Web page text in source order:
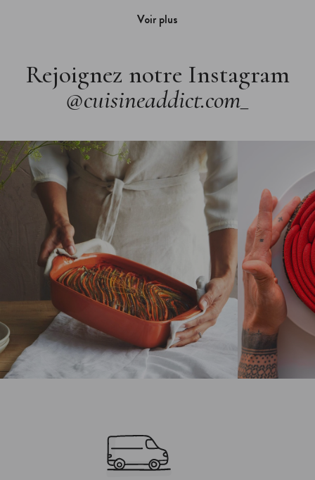
Voir plus
Rejoignez notre Instagram
@cuisineaddict.com_